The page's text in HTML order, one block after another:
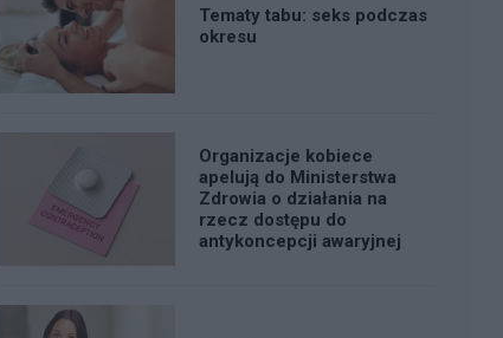
Tematy tabu: seks podczas
okresu
Organizacje kobiece
apelują do Ministerstwa
Zdrowia o działania na
rzecz dostępu do
antykoncepcji awaryjnej